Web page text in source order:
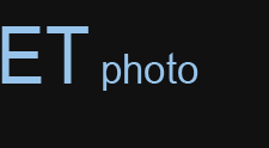
эхний хагас жилд 417.6 мянган
МУАЖ Д.Цэрэндарьзавт